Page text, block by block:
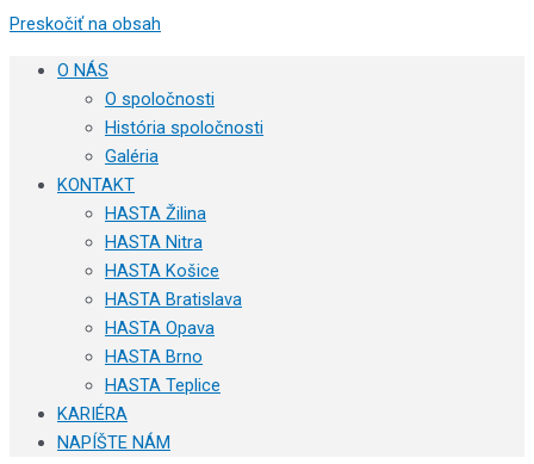
Preskočiť na obsah
O NÁS
O spoločnosti
História spoločnosti
Galéria
KONTAKT
HASTA Žilina
HASTA Nitra
HASTA Košice
HASTA Bratislava
HASTA Opava
HASTA Brno
HASTA Teplice
KARIÉRA
NAPÍŠTE NÁM